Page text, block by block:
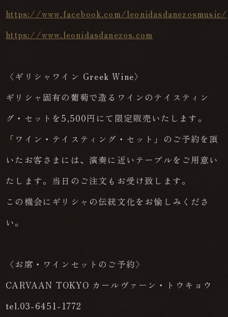
https://www.facebook.com/leonidasdanezosmusic/
https://www.leonidasdanezos.com
〈ギリシャワイン Greek Wine〉
ギリシャ固有の葡萄で造るワインのテイスティン
グ・セットを5,500円にて限定販売いたします。
「ワイン・テイスティング・セット」のご予約を頂
いたお客さまには、演奏に近いテーブルをご用意い
たします。当日のご注文もお受け致します。
この機会にギリシャの伝統文化をお愉しみくださ
い。
〈お席・ワインセットのご予約〉
CARVAAN TOKYO カールヴァーン・トウキョウ
tel.03-6451-1772